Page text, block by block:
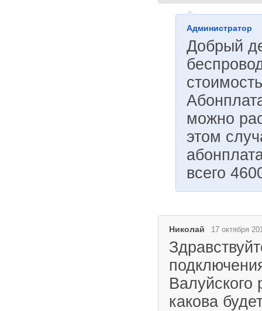
Администратор
Добрый
можно
этом
всего
Николай 17 октября
какова